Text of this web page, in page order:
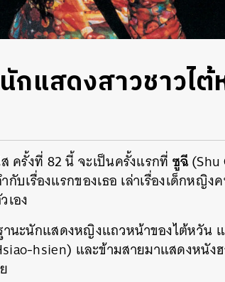
แสดงสาวชาวไต้
ครั้งที่ 82 นี้ จะเป็นครั้งแรกที่ ซูฉี
บเรื่องแรกของเธอ เล่าเรื่องเด็กหญิง
อง
นะนักแสดงหญิงแถวหน้าของไต้หวัน
hsien) และข้ามสายมาแสดงหนัง